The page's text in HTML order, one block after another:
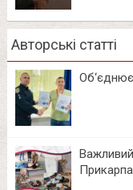
Авторські статті